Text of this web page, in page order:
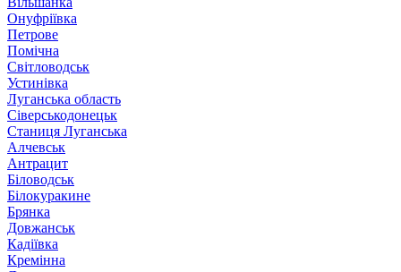
Онуфріївка
Петрове
Помічна
Світловодськ
Устинівка
Луганська область
Сіверськодонецьк
Станиця Луганська
Алчевськ
Антрацит
Біловодськ
Білокуракине
Брянка
Довжанськ
Кадіївка
Кремінна